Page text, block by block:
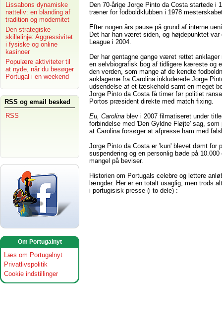
Lissabons dynamiske
natteliv: en blanding af
tradition og modernitet
Den strategiske
skillelinje: Aggressivitet
i fysiske og online
kasinoer
Populære aktiviteter til
at nyde, når du besøger
Portugal i en weekend
RSS og email besked
RSS
Om Portugalnyt
Læs om Portugalnyt
Privatlivspolitik
Cookie indstillinger
Den 70-årige Jorge Pinto da Costa startede i
træner for fodboldklubben i 1978
Efter nogen års pause på grund af interne
Det har han været siden, og højdepunktet var
League i 2004.
Der har gentagne gange været rettet
en selvbiografisk bog af tidligere kæreste og
den verden, som mange af de kendte
anklagerne fra Carolina inkluderede Jorge
udsendelse af et tæskehold samt en meget
Jorge Pinto da Costa få timer før politiet
Portos præsident direkte med match fixing.
Eu, Carolina blev i 2007 filmatiseret under
forbindelse med 'Den Gyldne Fløjte' sag,
at Carolina forsøger at afpresse ham med
Jorge Pinto da Costa er 'kun' blevet dømt for
suspendering og en personlig bøde på
mangel på beviser.
Historien om Portugals celebre og lettere
længder. Her er en totalt usaglig, men trods
i portugisisk presse (i to dele) :